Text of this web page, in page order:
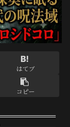
はてブ
コピー